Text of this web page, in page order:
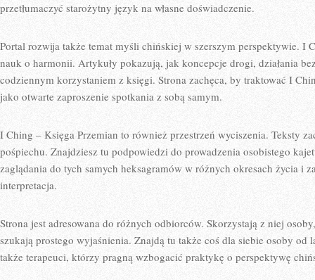
przetłumaczyć starożytny język na własne doświadczenie.
Portal rozwija także temat myśli chińskiej w szerszym perspektywie. I
nauk o harmonii. Artykuły pokazują, jak koncepcje drogi, działania
codziennym korzystaniem z księgi. Strona zachęca, by traktować I
jako otwarte zaproszenie spotkania z sobą samym.
I Ching – Księga Przemian to również przestrzeń wyciszenia. Teksty
pośpiechu. Znajdziesz tu podpowiedzi do prowadzenia osobistego
zaglądania do tych samych heksagramów w różnych okresach życia i
interpretacja.
Strona jest adresowana do różnych odbiorców. Skorzystają z niej
szukają prostego wyjaśnienia. Znajdą tu także coś dla siebie osoby od
także terapeuci, którzy pragną wzbogacić praktykę o perspektywę